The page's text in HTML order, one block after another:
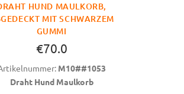
HUND MAULKORB,
MIT SCHWARZEM
GUMMI
€70.0
M10##1053
Draht Hund Maulkorb